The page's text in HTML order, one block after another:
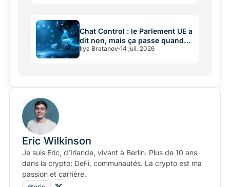
Chat Control : le Parlement UE a
dit non, mais ça passe quand
même
Ilya Bratanov 14 juil. 2026
Eric Wilkinson
Je suis Eric, d’Irlande, vivant à Berlin. Plus de 10 ans
dans la crypto: DeFi, communautés. La crypto est ma
passion et carrière.